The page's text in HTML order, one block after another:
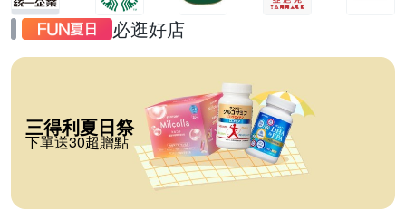
必逛好店
三得利夏日祭
下單送30超贈點